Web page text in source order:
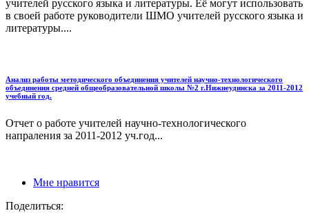
учителей русского языка и литературы. Её могут использовать
в своей работе руководители ШМО учителей русского языка и
литературы....
Анализ работы методического объединения учителей научно-технологического
объединения средней общеобразовательной школы №2 г.Нижнеудинска за 2011-2012
учебный год.
Отчет о работе учителей научно-технологического
напраления за 2011-2012 уч.год...
Мне нравится
Поделиться: